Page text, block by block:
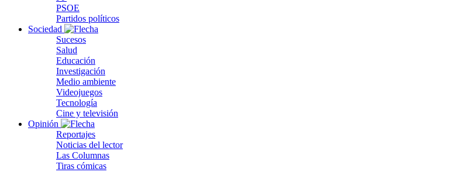
PSOE
Partidos políticos
Sociedad
Sucesos
Salud
Educación
Investigación
Medio ambiente
Videojuegos
Tecnología
Cine y televisión
Opinión
Reportajes
Noticias del lector
Las Columnas
Tiras cómicas